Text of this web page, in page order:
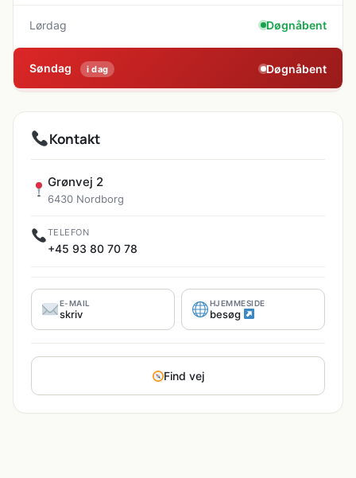
Lørdag Døgnåbent
Søndag i dag Døgnåbent
Kontakt
Grønvej 2
6430 Nordborg
TELEFON
+45 93 80 70 78
E-MAIL
skriv
HJEMMESIDE
besøg
Find vej